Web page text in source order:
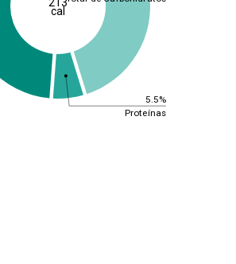
5.5%
Proteínas
cal